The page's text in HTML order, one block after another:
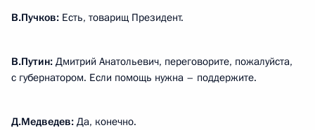
В.Пучков: Есть, товарищ Президент.
В.Путин: Дмитрий Анатольевич, переговорите, пожалуйста,
с губернатором. Если помощь нужна – поддержите.
Д.Медведев: Да, конечно.